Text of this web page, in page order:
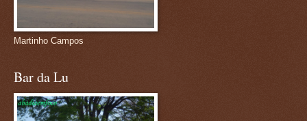
Martinho Campos
Bar da Lu